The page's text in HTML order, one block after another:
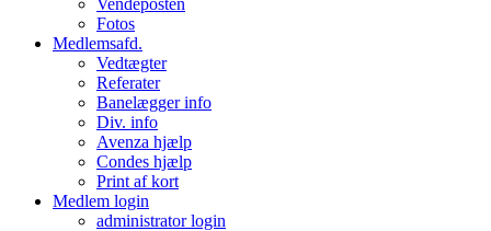
Vendeposten
Fotos
Medlemsafd.
Vedtægter
Referater
Banelægger info
Div. info
Avenza hjælp
Condes hjælp
Print af kort
Medlem login
administrator login